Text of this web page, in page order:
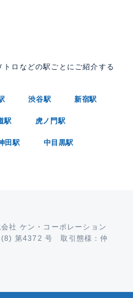
ロなどの駅ごとにご紹介する
渋谷駅 新宿駅
駅 虎ノ門駅
田駅 中目黒駅
社 ケン・コーポレーション
(8) 第4372 号 取引態様：仲